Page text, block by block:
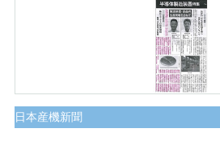
日本産機新聞